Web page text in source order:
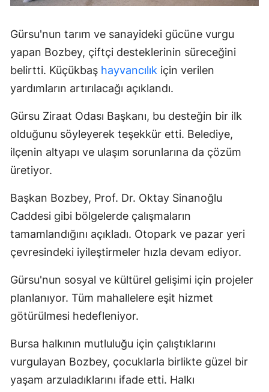
Gürsu'nun tarım ve sanayideki gücüne vurgu
yapan Bozbey, çiftçi desteklerinin süreceğini
belirtti. Küçükbaş hayvancılık için verilen
yardımların artırılacağı açıklandı.
Gürsu Ziraat Odası Başkanı, bu desteğin bir ilk
olduğunu söyleyerek teşekkür etti. Belediye,
ilçenin altyapı ve ulaşım sorunlarına da çözüm
üretiyor.
Başkan Bozbey, Prof. Dr. Oktay Sinanoğlu
Caddesi gibi bölgelerde çalışmaların
tamamlandığını açıkladı. Otopark ve pazar yeri
çevresindeki iyileştirmeler hızla devam ediyor.
Gürsu'nun sosyal ve kültürel gelişimi için projeler
planlanıyor. Tüm mahallelere eşit hizmet
götürülmesi hedefleniyor.
Bursa halkının mutluluğu için çalıştıklarını
vurgulayan Bozbey, çocuklarla birlikte güzel bir
yaşam arzuladıklarını ifade etti. Halkı